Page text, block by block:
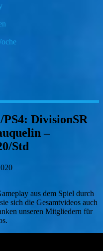
DivisionSR
–
Std
aus dem Spiel durch
sich die Gesamtvideos auch
unseren Mitgliedern für